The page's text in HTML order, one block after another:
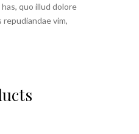
quo illud dolore
vim,